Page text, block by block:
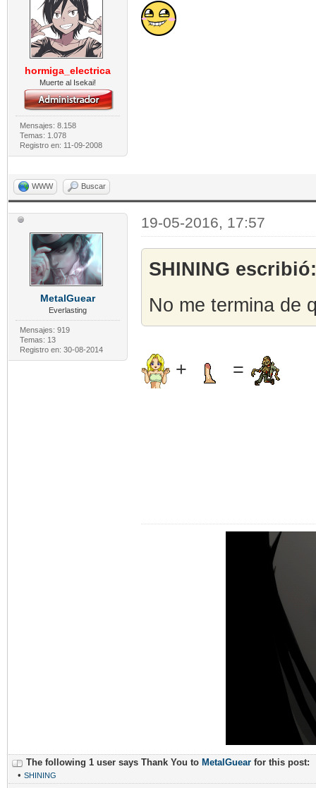
hormiga_electrica
Muerte al Isekai!
Mensajes: 8.158
Temas: 1.078
Registro en: 11-09-2008
WWW Buscar
MetalGuear
Everlasting
Mensajes: 919
Temas: 13
Registro en: 30-08-2014
19-05-2016, 17:57
SHINING
No me termina de
+ =
The following 1 user says Thank You to MetalGuear for this post:
• SHINING